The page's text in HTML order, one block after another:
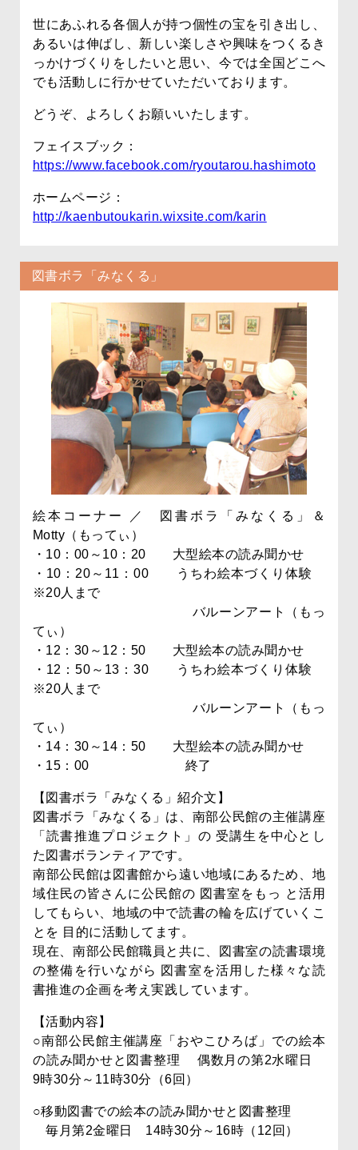
世にあふれる各個人が持つ個性の宝を引き出し、
あるいは伸ばし、新しい楽しさや興味をつくるき
っかけづくりをしたいと思い、今では全国どこへ
でも活動しに行かせていただいております。
どうぞ、よろしくお願いいたします。
フェイスブック：
https://www.facebook.com/ryoutarou.hashimoto
ホームページ：
http://kaenbutoukarin.wixsite.com/karin
図書ボラ「みなくる」
絵本コーナー ／ 図書ボラ「みなくる」＆
Motty（もってぃ）
・10：00～10：20 大型絵本の読み聞かせ
・10：20～11：00 うちわ絵本づくり体験
※20人まで
バルーンアート（もっ
てぃ）
・12：30～12：50 大型絵本の読み聞かせ
・12：50～13：30 うちわ絵本づくり体験
※20人まで
バルーンアート（もっ
てぃ）
・14：30～14：50 大型絵本の読み聞かせ
・15：00 終了
【図書ボラ「みなくる」紹介文】
図書ボラ「みなくる」は、南部公民館の主催講座
「読書推進プロジェクト」の 受講生を中心とし
た図書ボランティアです。
南部公民館は図書館から遠い地域にあるため、地
域住民の皆さんに公民館の 図書室をもっ と活用
してもらい、地域の中で読書の輪を広げていくこ
とを 目的に活動してます。
現在、南部公民館職員と共に、図書室の読書環境
の整備を行いながら 図書室を活用した様々な読
書推進の企画を考え実践しています。
【活動内容】
○南部公民館主催講座「おやこひろば」での絵本
の読み聞かせと図書整理 偶数月の第2水曜日
9時30分～11時30分（6回）
○移動図書での絵本の読み聞かせと図書整理
毎月第2金曜日 14時30分～16時（12回）